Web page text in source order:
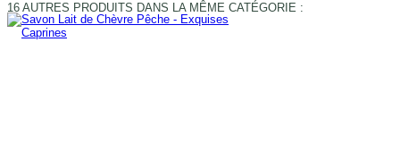
16 AUTRES PRODUITS DANS LA MÊME CATÉGORIE :